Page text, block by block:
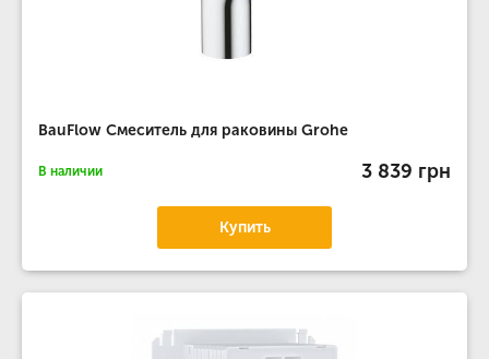
BauFlow Смеситель для раковины Grohe
В наличии 3 839 грн
Купить